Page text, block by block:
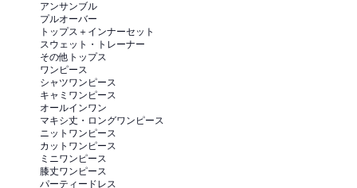
アンサンブル
プルオーバー
トップス＋インナーセット
スウェット・トレーナー
その他トップス
ワンピース
シャツワンピース
キャミワンピース
オールインワン
マキシ丈・ロングワンピース
ニットワンピース
カットワンピース
ミニワンピース
膝丈ワンピース
パーティードレス